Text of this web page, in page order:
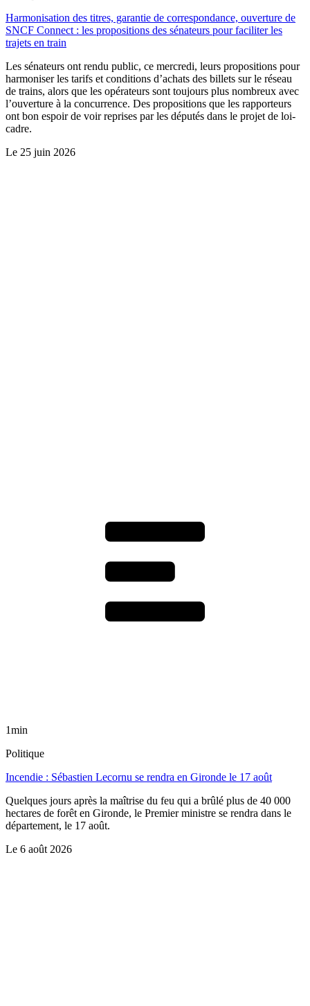
Harmonisation des titres, garantie de correspondance, ouverture de
SNCF Connect : les propositions des sénateurs pour faciliter les
trajets en train
Les sénateurs ont rendu public, ce mercredi, leurs propositions pour
harmoniser les tarifs et conditions d’achats des billets sur le réseau
de trains, alors que les opérateurs sont toujours plus nombreux avec
l’ouverture à la concurrence. Des propositions que les rapporteurs
ont bon espoir de voir reprises par les députés dans le projet de loi-
cadre.
Le 25 juin 2026
1min
Politique
Incendie : Sébastien Lecornu se rendra en Gironde le 17 août
Quelques jours après la maîtrise du feu qui a brûlé plus de 40 000
hectares de forêt en Gironde, le Premier ministre se rendra dans le
département, le 17 août.
Le 6 août 2026